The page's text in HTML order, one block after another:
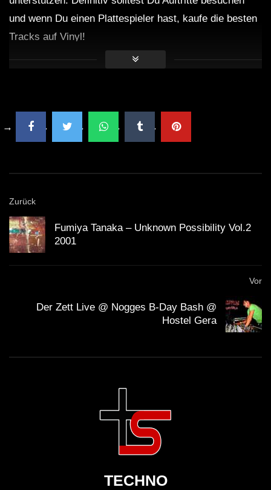
und wenn Du einen Plattespieler hast, kaufe die besten
Tracks auf Vinyl!
Zurück
Fumiya Tanaka – Unknown Possibility Vol.2
2001
Vor
Der Zett Live @ Nogges B-Day Bash @
Hostel Gera
TECHNO